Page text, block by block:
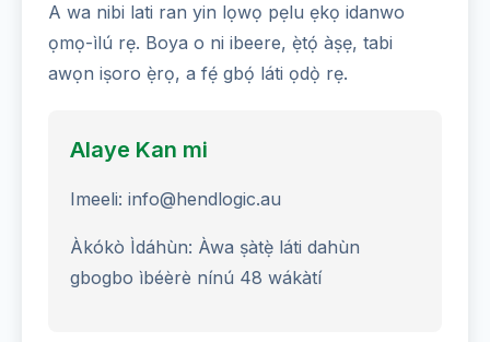
A wa nibi lati ran yin lọwọ pẹlu ẹkọ idanwo
ọmọ-ìlú rẹ. Boya o ni ibeere, ẹ̀tọ́ àṣẹ, tabi
awọn iṣoro ẹ̀rọ, a fẹ́ gbọ́ láti ọdọ̀ rẹ.
Alaye Kan mi
Imeeli: info@hendlogic.au
Àkókò Ìdáhùn: Àwa ṣàtẹ̀ láti dahùn
gbogbo ìbéèrè nínú 48 wákàtí